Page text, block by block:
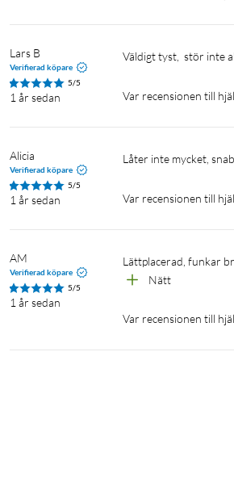
Lars B
Verifierad köpare
5/5
1 år sedan
Väldigt tyst,  stör inte
Var recensionen till
Alicia
Verifierad köpare
5/5
1 år sedan
Låter inte mycket,
Var recensionen till
AM
Verifierad köpare
5/5
1 år sedan
Lättplacerad, funkar
Nätt
Var recensionen till